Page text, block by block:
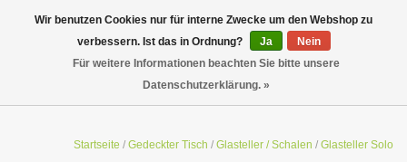
Startseite / Gedeckter Tisch / Glasteller / Schalen / Glasteller Solo
Wir benutzen Cookies nur für interne Zwecke um den Webshop zu
verbessern. Ist das in Ordnung?
Ja
Nein
Für weitere Informationen beachten Sie bitte unsere
Datenschutzerklärung. »